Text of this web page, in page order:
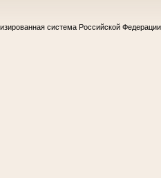
система Российской